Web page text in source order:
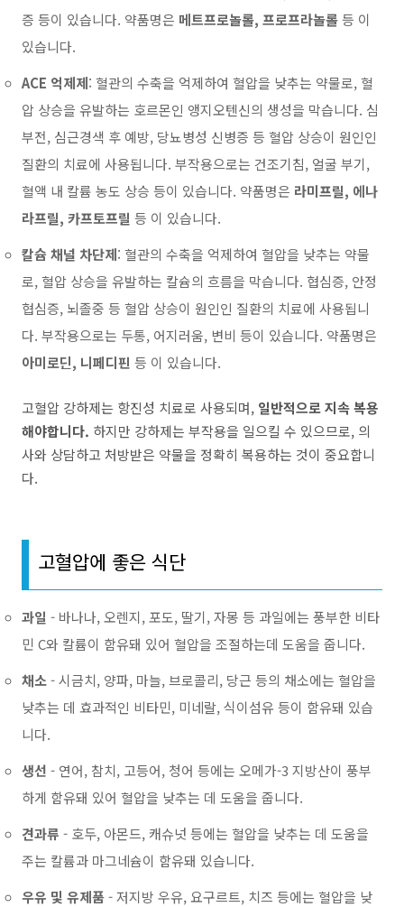
증 등이 있습니다. 약품명은 메트프로놀롤, 프로프라놀롤등 이
있습니다.
ACE 억제제: 혈관의 수축을 억제하여 혈압을 낮추는 약물로, 혈
압 상승을 유발하는 호르몬인 앵지오텐신의 생성을 막습니다. 심
부전, 심근경색 후 예방, 당뇨병성 신병증 등 혈압 상승이 원인인
질환의 치료에 사용됩니다. 부작용으로는 건조기침, 얼굴 부기,
혈액 내 칼륨 농도 상승 등이 있습니다. 약품명은 라미프릴, 에나
라프릴, 카프토프릴 등 이 있습니다.
칼슘 채널 차단제: 혈관의 수축을 억제하여 혈압을 낮추는 약물
로, 혈압 상승을 유발하는 칼슘의 흐름을 막습니다. 협심증, 안정
협심증, 뇌졸중 등 혈압 상승이 원인인 질환의 치료에 사용됩니
다. 부작용으로는 두통, 어지러움, 변비 등이 있습니다. 약품명은
아미로딘, 니페디핀 등 이 있습니다.
고혈압 강하제는 항진성 치료로 사용되며, 일반적으로 지속 복용
해야합니다. 하지만 강하제는 부작용을 일으킬 수 있으므로, 의
사와 상담하고 처방받은 약물을 정확히 복용하는 것이 중요합니
다.
고혈압에 좋은 식단
과일 - 바나나, 오렌지, 포도, 딸기, 자몽 등 과일에는 풍부한 비타
민 C와 칼륨이 함유돼 있어 혈압을 조절하는데 도움을 줍니다.
채소- 시금치, 양파, 마늘, 브로콜리, 당근 등의 채소에는 혈압을
낮추는 데 효과적인 비타민, 미네랄, 식이섬유 등이 함유돼 있습
니다.
생선 - 연어, 참치, 고등어, 청어 등에는 오메가-3 지방산이 풍부
하게 함유돼 있어 혈압을 낮추는 데 도움을 줍니다.
견과류 - 호두, 아몬드, 캐슈넛 등에는 혈압을 낮추는 데 도움을
주는 칼륨과 마그네슘이 함유돼 있습니다.
우유 및 유제품- 저지방 우유, 요구르트, 치즈 등에는 혈압을 낮